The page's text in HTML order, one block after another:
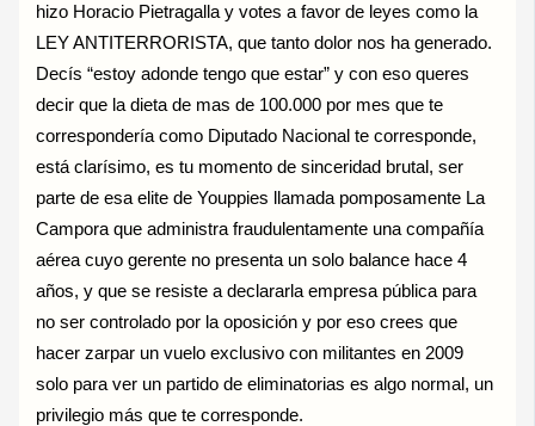
hizo Horacio Pietragalla y votes a favor de leyes como la
LEY ANTITERRORISTA, que tanto dolor nos ha generado.
Decís “estoy adonde tengo que estar” y con eso queres
decir que la dieta de mas de 100.000 por mes que te
correspondería como Diputado Nacional te corresponde,
está clarísimo, es tu momento de sinceridad brutal, ser
parte de esa elite de Youppies llamada pomposamente La
Campora que administra fraudulentamente una compañía
aérea cuyo gerente no presenta un solo balance hace 4
años, y que se resiste a declararla empresa pública para
no ser controlado por la oposición y por eso crees que
hacer zarpar un vuelo exclusivo con militantes en 2009
solo para ver un partido de eliminatorias es algo normal, un
privilegio más que te corresponde.